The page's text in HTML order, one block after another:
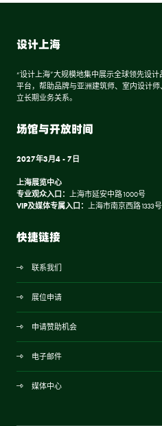
设计上海
“设计上海”大规模地集中展示全球领先设
平台，帮助品牌与亚洲建筑师、室内设计
立长期业务关系。
场馆与开放时间
2027年3月4 - 7日
上海展览中心
专业观众入口： 上海市延安中路1000号
VIP及媒体专属入口： 上海市南京西路1333号
快捷链接
联系我们
展位申请
申请赞助机会
电子邮件
媒体中心